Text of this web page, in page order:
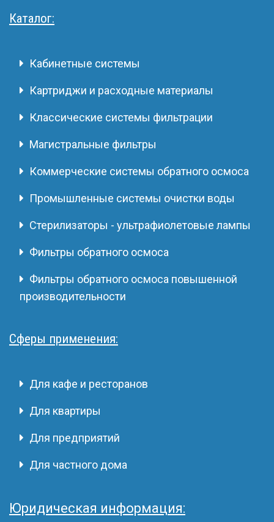
Каталог:
Кабинетные системы
Картриджи и расходные материалы
Классические системы фильтрации
Магистральные фильтры
Коммерческие системы обратного осмоса
Промышленные системы очистки воды
Стерилизаторы - ультрафиолетовые лампы
Фильтры обратного осмоса
Фильтры обратного осмоса повышенной
производительности
Сферы применения:
Для кафе и ресторанов
Для квартиры
Для предприятий
Для частного дома
Юридическая информация: